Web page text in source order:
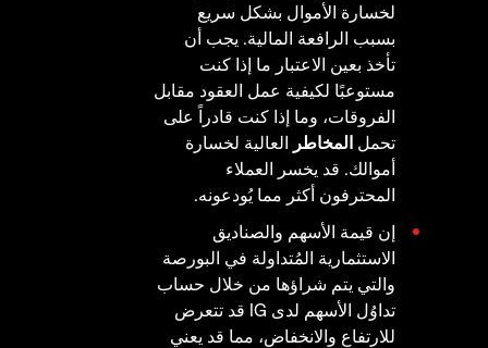
لخسارة الأموال بشكل سريع
بسبب الرافعة المالية. يجب أن
تأخذ بعين الاعتبار ما إذا كنت
مستوعبًا لكيفية عمل العقود مقابل
الفروقات، وما إذا كنت قادراً على
تحمل المخاطر العالية لخسارة
أموالك. قد يخسر العملاء
المحترفون أكثر مما يُودعونه.
إن قيمة الأسهم والصناديق
الاستثمارية المُتداولة في البورصة
والتي يتم شراؤها من خلال حساب
تداوُل الأسهم لدى IG قد تتعرض
للارتفاع والانخفاض، مما قد يعني